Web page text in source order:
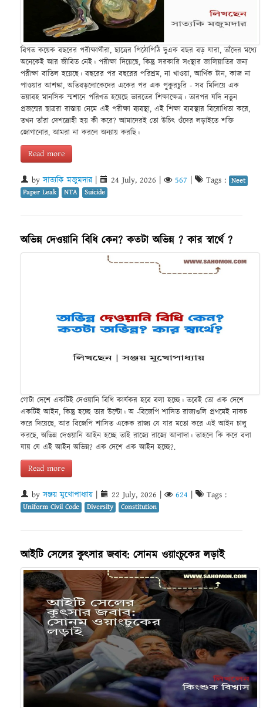
বিগত কয়েক বছরের পরীক্ষার্থীরা, ছাত্রের পিঠোপিঠি দুএক বছর বড় যারা, তাঁদের মধ্যে
অনেকেই আর জীবিত নেই। পরীক্ষা দিয়েছে, কিন্তু সরকারি সংস্থার জালিয়াতির জন্য
পরীক্ষা বাতিল হয়েছে। বছরের পর বছরের পরিশ্রম, না খাওয়া, আর্থিক টান, কাজ না
পাওয়ার আশঙ্কা, অতিবড়লোকেদের একের পর এক পুকুরচুরি - সব মিলিয়ে এক
ভয়াবহ মানসিক স্মশানে পরিণত হয়েছে ভারতের শিক্ষাক্ষেত্র। তারপর যদি নতুন
প্রজন্মের ছাত্ররা রাস্তায় নেমে এই পরীক্ষা ব্যবস্থা, এই শিক্ষা ব্যবস্থার বিরোধিতা করে,
তখন তাঁরা দেশদ্রোহী হয় কী করে? আমাদেরই তো উচিৎ ওঁদের লড়াইতে শক্তি
জোগানোর, আমরা না করলে অন্যায় করছি।
Read more
byসাত্যকি মজুমদার| 24 July, 2026 567 Tags : Neet
Paper Leak
NTA Suicide
অভিন্ন দেওয়ানি বিধি কেন? কতটা অভিন্ন ? কার স্বার্থে ?
গোটা দেশে একটিই দেওয়ানি বিধি কার্যকর হবে বলা হচ্ছে। তবেই তো এক দেশে
একটিই আইন, কিন্তু হচ্ছে তার উল্টো। অ -বিজেপি শাসিত রাজ্যগুলি প্রথমেই নাকচ
করে দিয়েছে, আর বিজেপি শাসিত একেক রাজ্য যে যার মতো করে এই আইন চালু
করছে, অভিন্ন দেওয়ানি আইন হচ্ছে তাই রাজ্যে রাজ্যে আলাদা। তাহলে কি করে বলা
যায় যে এই আইন অভিন্ন? এক দেশে এক আইন হচ্ছে?.
Read more
byসঞ্জয় মুখোপাধ্যায় 22 July, 2026 624 Tags :
Uniform Civil Code Diversity Constitution
আইটি সেলের কুৎসার জবাব: সোনম ওয়াংচুকের লড়াই